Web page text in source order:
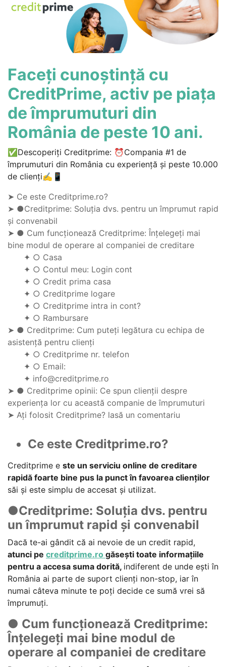
Faceți cunoștință cu
CreditPrime, activ pe piața
de împrumuturi din
România de peste 10 ani.
✅Descoperiți Creditprime: ⏰Compania #1 de
împrumuturi din România cu experiență și peste 10.000
de clienți✍📱
➤ Ce este Creditprime.ro?
➤ ●Creditprime: Soluția dvs. pentru un împrumut rapid
și convenabil
➤ ● Cum funcționează Creditprime: Înțelegeți mai
bine modul de operare al companiei de creditare
✦ ○ Casa
✦ ○ Contul meu: Login cont
✦ ○ Credit prima casa
✦ ○ Creditprime logare
✦ ○ Creditprime intra in cont?
✦ ○ Rambursare
➤ ● Creditprime: Cum puteți legătura cu echipa de
asistență pentru clienți
✦ ○ Creditprime nr. telefon
✦ ○ Email:
✦ info@creditprime.ro
➤ ● Creditprime opinii: Ce spun clienții despre
experiența lor cu această companie de împrumuturi
➤ Ați folosit Creditprime? lasă un comentariu
Ce este Creditprime.ro?
Creditprime e ste un serviciu online de creditare
rapidă foarte bine pus la punct în favoarea clienților
săi și este simplu de accesat și utilizat.
●Creditprime: Soluția dvs. pentru
un împrumut rapid și convenabil
Dacă te-ai gândit că ai nevoie de un credit rapid,
atunci pe creditprime.ro găsești toate informațiile
pentru a accesa suma dorită, indiferent de unde ești în
România ai parte de suport clienți non-stop, iar în
numai câteva minute te poți decide ce sumă vrei să
împrumuți.
● Cum funcționează Creditprime:
Înțelegeți mai bine modul de
operare al companiei de creditare